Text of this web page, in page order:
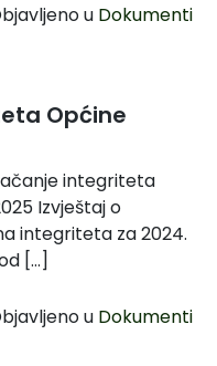
u Dokumenti
Općine
integriteta
Izvještaj o
integriteta za 2024.
[…]
u Dokumenti